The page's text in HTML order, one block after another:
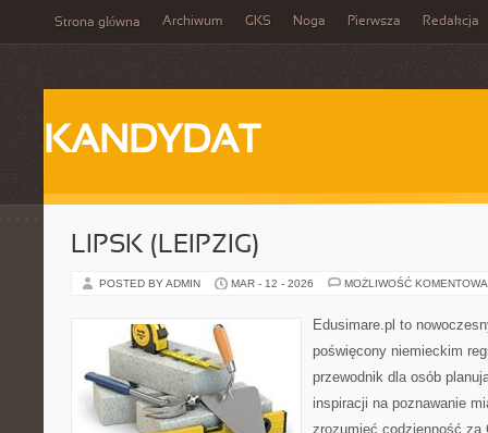
Strona główna Archiwum GKS Noga Pierwsza Redakcja
KANDYDAT
LIPSK (LEIPZIG)
POSTED BY ADMIN MAR - 12 - 2026 MOŻLIWOŚĆ
Edusimare.pl to
poświęcony niemieckim
przewodnik dla osób
inspiracji na poznawanie
zrozumieć codzienność za